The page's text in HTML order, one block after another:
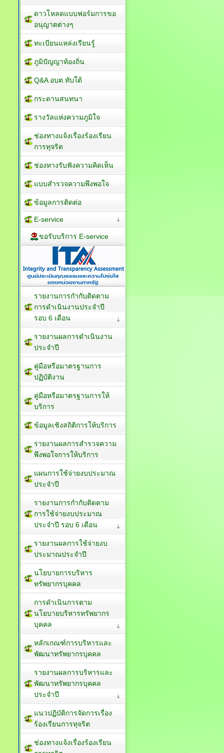
ดาวโหลดแบบฟอร์มการขอ
อนุญาตต่างๆ
ทะเบียนแหล่งเรียนรู้
ภูมิปัญญาท้องถิ่น
Q&A อบต.ทับใต้
กระดานสนทนา
รางวัลแห่งความภูมิใจ
ช่องทางแจ้งเรื่องร้องเรียน
การทุจริต
ช่องทางรับฟังความคิดเห็น
แบบสำรวจความพึงพอใจ
ข้อมูลการติดต่อ
E-service
ขอรับบริการ E-service
รายงานการกำกับติดตาม
การดำเนินงานประจำปี
รอบ 6 เดือน
รายงานผลการดำเนินงาน
ประจำปี
คู่มือหรือมาตรฐานการ
ปฏิบัติงาน
คู่มือหรือมาตรฐานการให้
บริการ
ข้อมูลเชิงสถิติการให้บริการ
รายงานผลการสำรวจความ
พึงพอใจการให้บริการ
แผนการใช้จ่ายงบประมาณ
ประจำปี
รายงานการกำกับติดตาม
การใช้จ่ายงบประมาณ
ประจำปี รอบ 6 เดือน
รายงานผลการใช้จ่ายงบ
ประมาณประจำปี
นโยบายการบริหาร
ทรัพยากรบุคคล
การดำเนินการตาม
นโยบายบริหารทรัพยากร
บุคคล
หลักเกณฑ์การบริหารและ
พัฒนาทรัพยากรบุคคล
รายงานผลการบริหารและ
พัฒนาทรัพยากรบุคคล
ประจำปี
แนวปฏิบัติการจัดการเรื่อง
ร้องเรียนการทุจริต
ช่องทางแจ้งเรื่องร้องเรียน